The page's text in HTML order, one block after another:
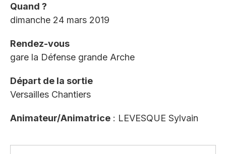
Quand ?
dimanche 24 mars 2019
Rendez-vous
gare la Défense grande Arche
Départ de la sortie
Versailles Chantiers
Animateur/Animatrice : LEVESQUE Sylvain